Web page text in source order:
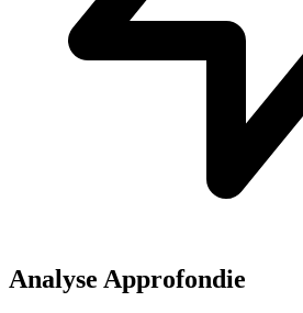
Analyse Approfondie